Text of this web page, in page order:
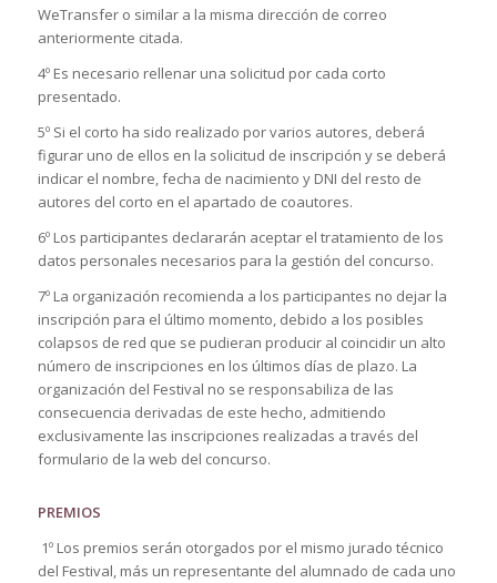
WeTransfer o similar a la misma dirección de correo
anteriormente citada.
4º Es necesario rellenar una solicitud por cada corto
presentado.
5º Si el corto ha sido realizado por varios autores, deberá
figurar uno de ellos en la solicitud de inscripción y se deberá
indicar el nombre, fecha de nacimiento y DNI del resto de
autores del corto en el apartado de coautores.
6º Los participantes declararán aceptar el tratamiento de los
datos personales necesarios para la gestión del concurso.
7º La organización recomienda a los participantes no dejar la
inscripción para el último momento, debido a los posibles
colapsos de red que se pudieran producir al coincidir un alto
número de inscripciones en los últimos días de plazo. La
organización del Festival no se responsabiliza de las
consecuencia derivadas de este hecho, admitiendo
exclusivamente las inscripciones realizadas a través del
formulario de la web del concurso.
PREMIOS
1º Los premios serán otorgados por el mismo jurado técnico
del Festival, más un representante del alumnado de cada uno